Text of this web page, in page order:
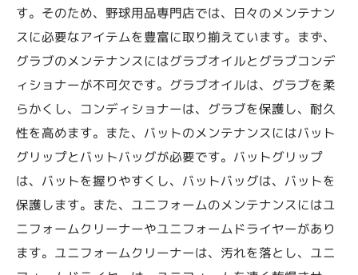
す。そのため、野球用品専門店では、日々のメンテナン
スに必要なアイテムを豊富に取り揃えています。まず、
グラブのメンテナンスにはグラブオイルとグラブコンデ
ィショナーが不可欠です。グラブオイルは、グラブを柔
らかくし、コンディショナーは、グラブを保護し、耐久
性を高めます。また、バットのメンテナンスにはバット
グリップとバットバッグが必要です。バットグリップ
は、バットを握りやすくし、バットバッグは、バットを
保護します。また、ユニフォームのメンテナンスにはユ
ニフォームクリーナーやユニフォームドライヤーがあり
ます。ユニフォームクリーナーは、汚れを落とし、ユニ